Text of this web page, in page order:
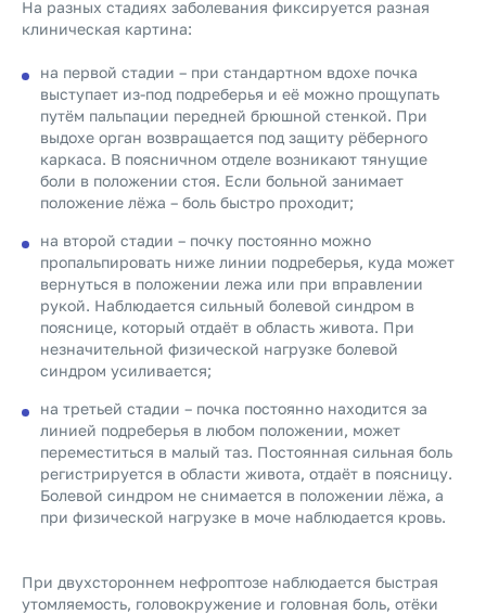
На разных стадиях заболевания фиксируется разная
клиническая картина:
на первой стадии – при стандартном вдохе почка
выступает из-под подреберья и её можно прощупать
путём пальпации передней брюшной стенкой. При
выдохе орган возвращается под защиту рёберного
каркаса. В поясничном отделе возникают тянущие
боли в положении стоя. Если больной занимает
положение лёжа – боль быстро проходит;
на второй стадии – почку постоянно можно
пропальпировать ниже линии подреберья, куда может
вернуться в положении лежа или при вправлении
рукой. Наблюдается сильный болевой синдром в
пояснице, который отдаёт в область живота. При
незначительной физической нагрузке болевой
синдром усиливается;
на третьей стадии – почка постоянно находится за
линией подреберья в любом положении, может
переместиться в малый таз. Постоянная сильная боль
регистрируется в области живота, отдаёт в поясницу.
Болевой синдром не снимается в положении лёжа, а
при физической нагрузке в моче наблюдается кровь.
При двухстороннем нефроптозе наблюдается быстрая
утомляемость, головокружение и головная боль, отёки